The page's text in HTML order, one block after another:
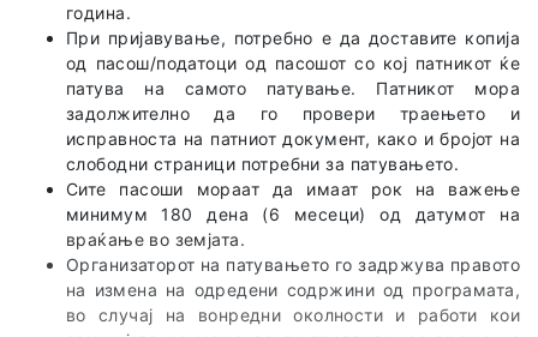
година.
При пријавување, потребно е да доставите копија
од пасош/податоци од пасошот со кој патникот ќе
патува на самото патување. Патникот мора
задолжително да го провери траењето и
исправноста на патниот документ, како и бројот на
слободни страници потребни за патувањето.
Сите пасоши мораат да имаат рок на важење
минимум 180 дена (6 месеци) од датумот на
враќање во земјата.
Организаторот на патувањето го задржува правото
на измена на одредени содржини од програмата,
во случај на вонредни околности и работи кои